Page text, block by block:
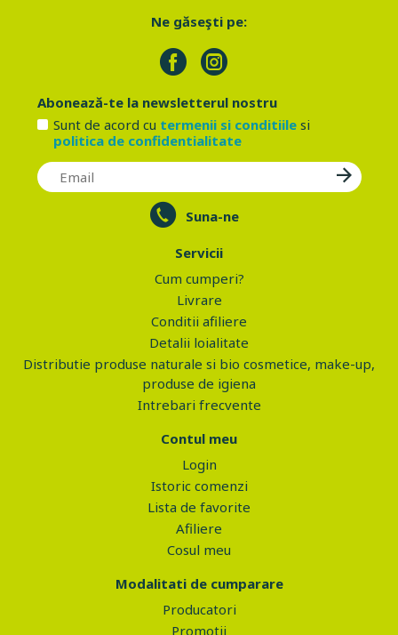
Ne găseşti pe:
Abonează-te la newsletterul nostru
Sunt de acord cu termenii si conditiilesi
politica de confidentialitate
Suna-ne
Servicii
Cum cumperi?
Livrare
Conditii afiliere
Detalii loialitate
Distributie produse naturale si bio cosmetice, make-up,
produse de igiena
Intrebari frecvente
Contul meu
Login
Istoric comenzi
Lista de favorite
Afiliere
Cosul meu
Modalitati de cumparare
Producatori
Promotii